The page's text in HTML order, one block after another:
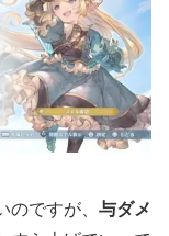
ですが、 与ダメ